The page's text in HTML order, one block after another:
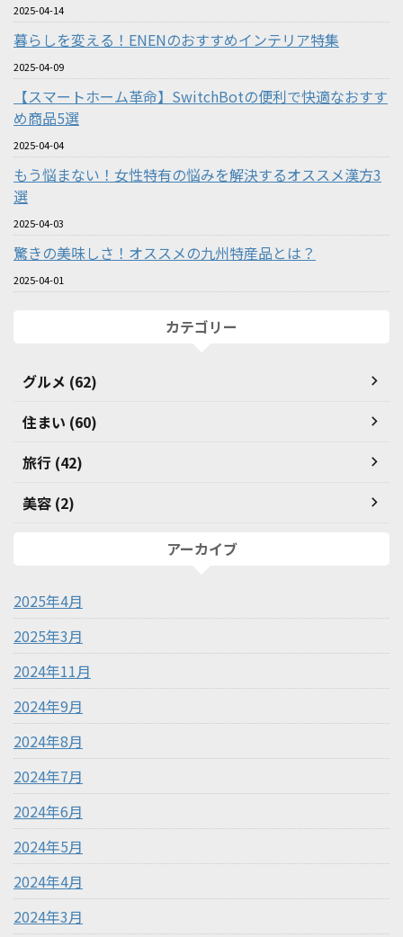
2025-04-14
暮らしを変える！ENENのおすすめインテリア特集
2025-04-09
【スマートホーム革命】SwitchBotの便利で快適なおすす
め商品5選
2025-04-04
もう悩まない！女性特有の悩みを解決するオススメ漢方3
選
2025-04-03
驚きの美味しさ！オススメの九州特産品とは？
2025-04-01
カテゴリー
グルメ (62)
住まい (60)
旅行 (42)
美容 (2)
アーカイブ
2025年4月
2025年3月
2024年11月
2024年9月
2024年8月
2024年7月
2024年6月
2024年5月
2024年4月
2024年3月